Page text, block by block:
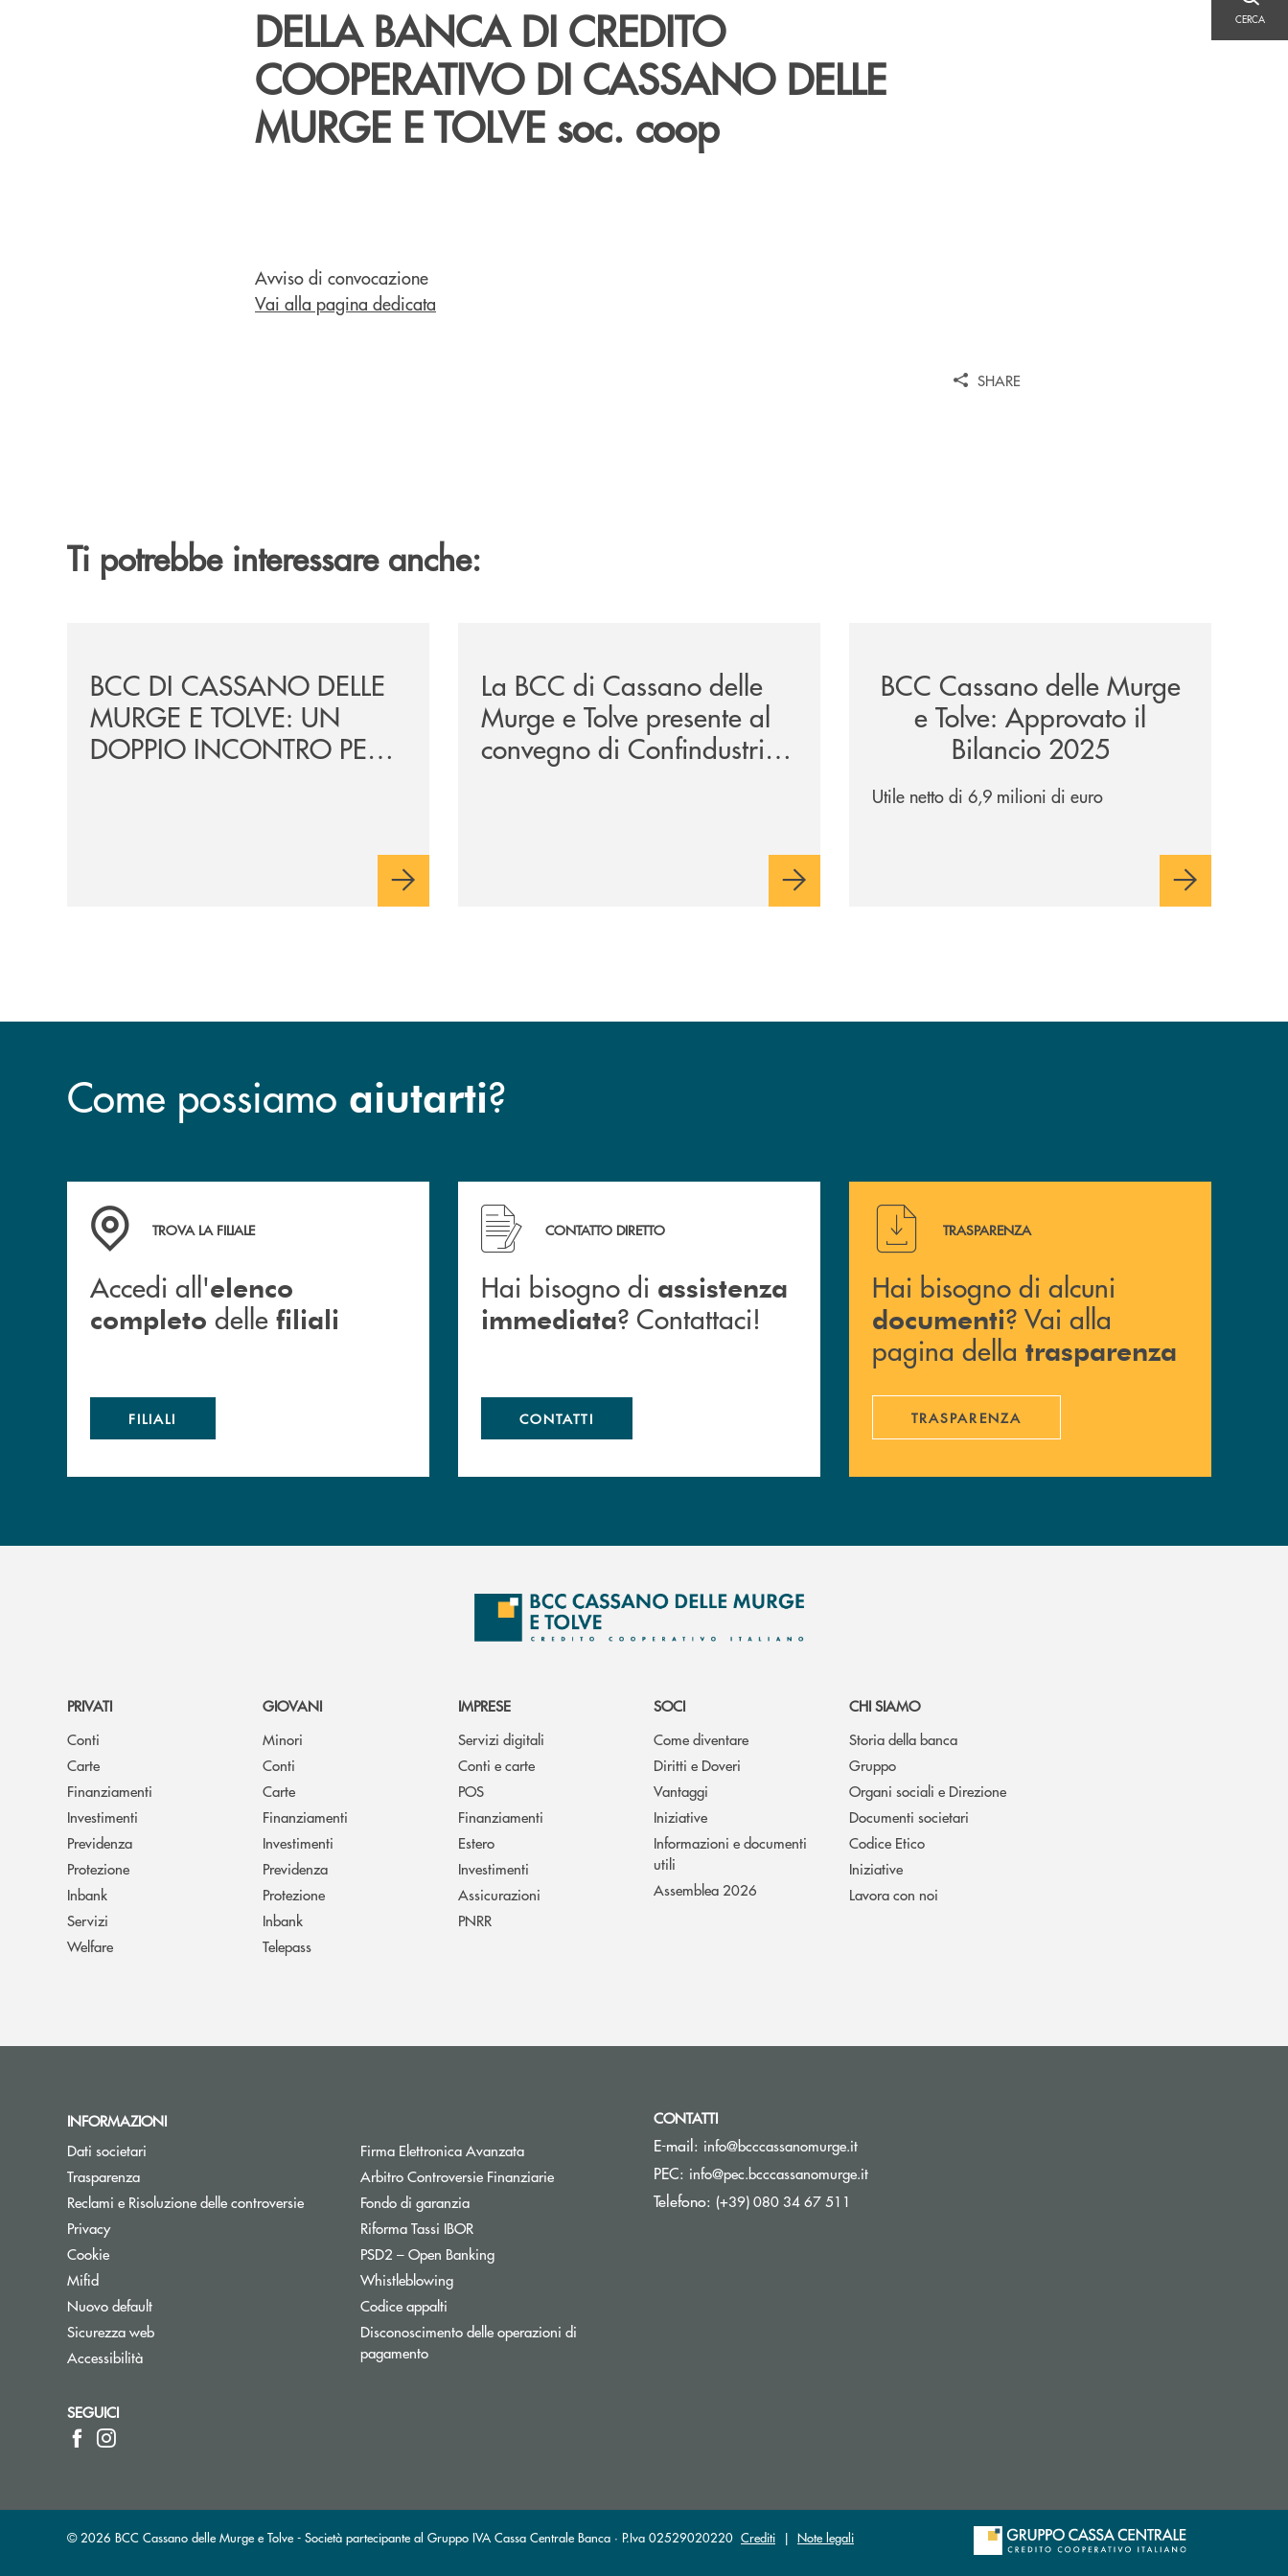
CERCA
DELLA BANCA DI CREDITO
COOPERATIVO DI CASSANO DELLE
MURGE E TOLVE soc. coop
Avviso di convocazione
Vai alla pagina dedicata
SHARE
Ti potrebbe interessare anche:
BCC DI CASSANO DELLE
MURGE E TOLVE: UN
DOPPIO INCONTRO PER
La BCC di Cassano delle
Murge e Tolve presente al
convegno di Confindustria
Bari-Bat
BCC Cassano delle Murge
e Tolve: Approvato il
Bilancio 2025
Utile netto di 6,9 milioni di euro
Come possiamo aiutarti?
Accedi all' elenco completo delle filiali
TROVA LA FILIALE
Accedi all'elenco
completo delle filiali
FILIALI
Hai bisogno di assistenza immediata ? Contattaci!
CONTATTO DIRETTO
Hai bisogno di assistenza
immediata? Contattaci!
CONTATTI
Hai bisogno di alcuni documenti ? Vai alla pagina della
TRASPARENZA
Hai bisogno di alcuni
documenti? Vai alla
pagina della trasparenza
TRASPARENZA
PRIVATI
Conti
Carte
Finanziamenti
Investimenti
Previdenza
Protezione
Inbank
Servizi
Welfare
GIOVANI
Minori
Conti
Carte
Finanziamenti
Investimenti
Previdenza
Protezione
Inbank
Telepass
IMPRESE
Servizi digitali
Conti e carte
POS
Finanziamenti
Estero
Investimenti
Assicurazioni
PNRR
SOCI
Come diventare
Diritti e Doveri
Vantaggi
Iniziative
Informazioni e documenti
utili
Assemblea 2026
CHI SIAMO
Storia della banca
Gruppo
Organi sociali e Direzione
Documenti societari
Codice Etico
Iniziative
Lavora con noi
INFORMAZIONI
Dati societari
Trasparenza
Reclami e Risoluzione delle controversie
Privacy
Cookie
Mifid
Nuovo default
Sicurezza web
Accessibilità
Firma Elettronica Avanzata
Arbitro Controversie FinanziarieApre una nuova finestra
Fondo di garanziaApre una nuova finestra
Riforma Tassi IBORApre una nuova finestra
PSD2 – Open BankingApre una nuova finestra
Whistleblowing
Codice appalti
Disconoscimento delle operazioni di
pagamento
CONTATTI
E-mail: info@bcccassanomurge.it(si apre l’app di posta elettronica)
PEC: info@pec.bcccassanomurge.it(si apre l’app di posta elettronica)
Telefono: (+39) 080 34 67 511
SEGUICI
© 2026 BCC Cassano delle Murge e Tolve - Società partecipante al Gruppo IVA Cassa Centrale Banca · P.Iva 02529020220 Crediti | Note legali